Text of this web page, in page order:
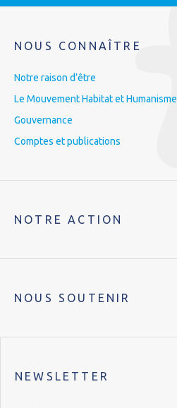
NOUS CONNAÎTRE
Notre raison d’être
Le Mouvement Habitat et Humanisme
Gouvernance
Comptes et publications
NOTRE ACTION
NOUS SOUTENIR
NEWSLETTER